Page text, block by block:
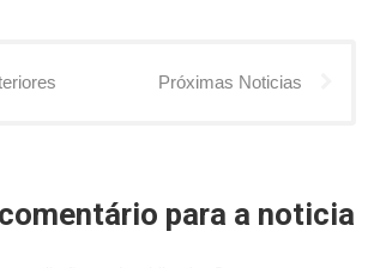
Próximas Noticias
para a noticia